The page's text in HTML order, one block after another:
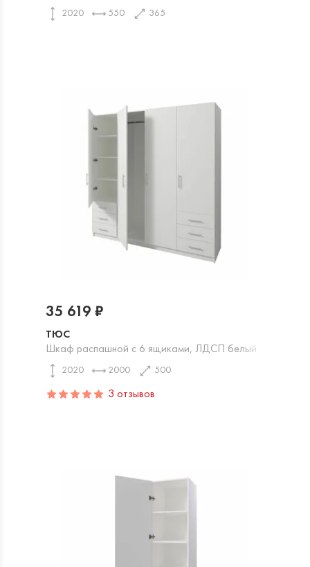
2020 550 365
ТЮС
Шкаф распашной с 6 ящиками, ЛДСП белый
2020 2000 500
35 619 ₽
3 отзывов